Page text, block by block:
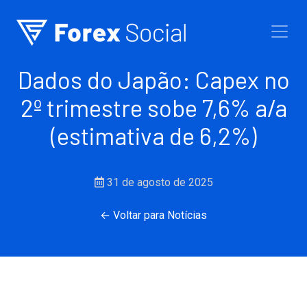
Dados do Japão: Capex no
2º trimestre sobe 7,6% a/a
(estimativa de 6,2%)
31 de agosto de 2025
← Voltar para Notícias